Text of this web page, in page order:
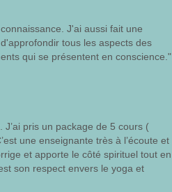
J'ai aussi fait une
tous les aspects des
qui se présentent en conscience."
pris un package de 5 cours (
une enseignante très à l’écoute et
et apporte le côté spirituel tout en
son respect envers le yoga et